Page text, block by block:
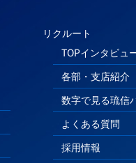
リクルート
TOPインタビュ
各部・支店紹介
数字で見る琉信
よくある質問
採用情報